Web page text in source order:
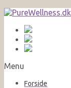
Menu
Forside